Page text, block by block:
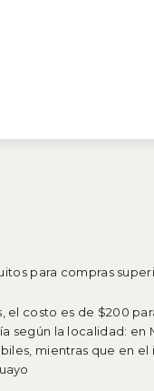
para compras
el costo es de $200
según la localidad:
mientras que en